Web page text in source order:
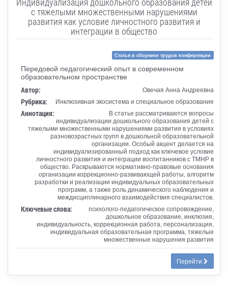
с тяжелыми множественными нарушениями
развития как условие личностного развития и
интеграции в общество
Статья в сборнике трудов конференции
Передовой педагогический опыт в современном
образовательном пространстве
Автор: Овечая Анна Андреевна
Рубрика: Инклюзивная экосистема и специальное образование
Аннотация:
В статье рассматриваются вопросы
индивидуализации дошкольного образования детей с
тяжелыми множественными нарушениями развития в условиях
разновозрастных групп в дошкольной образовательной
организации. Особый акцент делается на
индивидуализированный подход как ключевое условие
личностного развития и интеграции воспитанников с ТМНР в
общество. Раскрываются нормативно-правовые основания
организации коррекционно-развивающей работы, алгоритм
разработки и реализации индивидуальных образовательных
программ, а также роль динамического наблюдения и
междисциплинарного взаимодействия специалистов.
Ключевые слова:
психолого-педагогическое сопровождение,
дошкольное образование, инклюзия,
индивидуальность, коррекционная работа, персонализация,
индивидуальная образовательная программа, тяжелые
множественные нарушения развития
Перейти